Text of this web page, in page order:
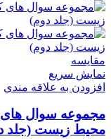
مقايسه
نمایش سریع
افزودن به علاقه مندی
مجموعه سوال
محیط زیست (جلد